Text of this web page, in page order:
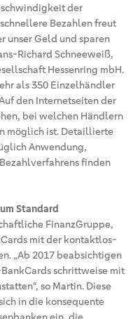
der
Bezahlen freut
unser Geld und sparen
Richard Schneeweiß,
Hessenring mbH.
als 350 Einzelhändler
den Internetseiten der
bei welchen Händlern
möglich ist. Detaillierte
Anwendung,
finden
Standard
FinanzGruppe,
mit der kontaktlos-
„Ab 2017 beabsichtigen
schrittweise mit
so Martin. Diese
in die konsequente